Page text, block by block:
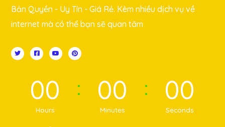
Bản Quyền - Uy Tín - Giá Rẻ. Kèm nhiều dịch vụ về
internet mà có thể bạn sẽ quan tâm
00
Hours
00
Minutes
00
Seconds